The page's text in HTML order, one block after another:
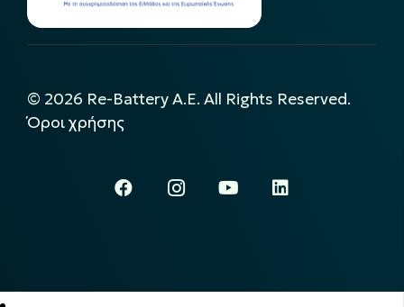
© 2026 Re-Battery A.E. All Rights Reserved.
Όροι χρήσης